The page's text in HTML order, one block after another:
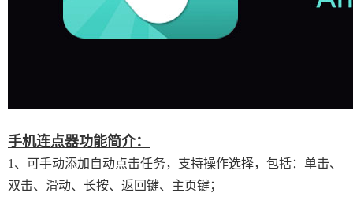
手机连点器功能简介：
1、可手动添加自动点击任务，支持操作选择，包括：单击、
双击、滑动、长按、返回键、主页键；